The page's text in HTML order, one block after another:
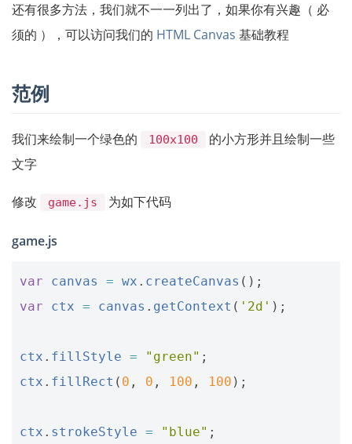
还有很多方法，我们就不一一列出了，如果你有兴趣（ 必
须的 ），可以访问我们的 HTML Canvas 基础教程
范例
我们来绘制一个绿色的 100x100
的小方形并且绘制一些
文字
修改 game.js 为如下代码
game.js
var canvas = wx . createCanvas ();
var
ctx = canvas . getContext ( '2d' );
ctx . fillStyle = "green" ;
ctx . fillRect ( 0 , 0 , 100 , 100 );
ctx . strokeStyle = "blue" ;